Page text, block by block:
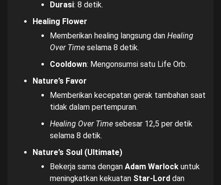
Durasi: 8 detik.
Healing Flower
Memberikan healing langsung dan Healing
Over Time selama 8 detik.
Cooldown: Mengonsumsi satu Life Orb.
Nature’s Favor
Memberikan kecepatan gerak tambahan saat
tidak dalam pertempuran.
Healing Over Time sebesar 12,5 per detik
selama 8 detik.
Nature’s Soul (Ultimate)
Bekerja sama dengan Adam Warlock untuk
meningkatkan kekuatan Star-Lord dan